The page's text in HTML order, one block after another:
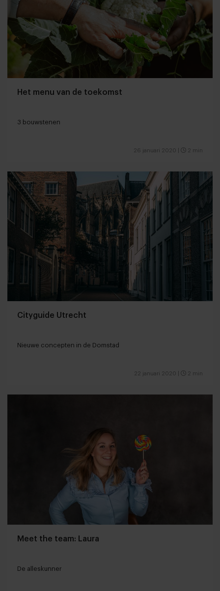
Het menu van de toekomst
3 bouwstenen
26 januari 2020 2 min
Cityguide Utrecht
Nieuwe concepten in de Domstad
22 januari 2020 2 min
Meet the team: Laura
De alleskunner